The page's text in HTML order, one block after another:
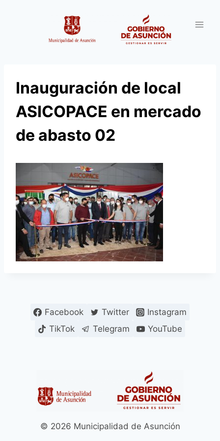
Inauguración de local
ASICOPACE en mercado
de abasto 02
Facebook Twitter
Instagram
TikTok
Telegram YouTube
© 2026 Municipalidad de Asunción